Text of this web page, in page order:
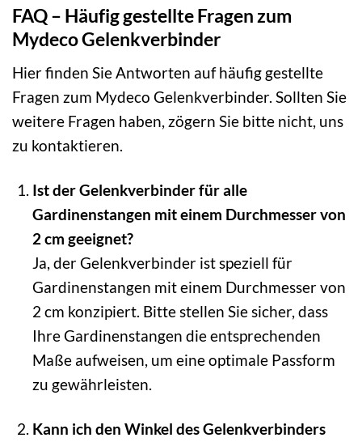
FAQ – Häufig gestellte Fragen zum
Mydeco Gelenkverbinder
Hier finden Sie Antworten auf häufig gestellte
Fragen zum Mydeco Gelenkverbinder. Sollten Sie
weitere Fragen haben, zögern Sie bitte nicht, uns
zu kontaktieren.
Ist der Gelenkverbinder für alle
Gardinenstangen mit einem Durchmesser von
2 cm geeignet?
Ja, der Gelenkverbinder ist speziell für
Gardinenstangen mit einem Durchmesser von
2 cm konzipiert. Bitte stellen Sie sicher, dass
Ihre Gardinenstangen die entsprechenden
Maße aufweisen, um eine optimale Passform
zu gewährleisten.
Kann ich den Winkel des Gelenkverbinders